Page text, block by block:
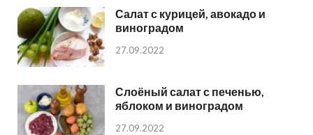
Салат с курицей, авокадо и
виноградом
27.09.2022
Слоёный салат с печенью,
яблоком и виноградом
27.09.2022